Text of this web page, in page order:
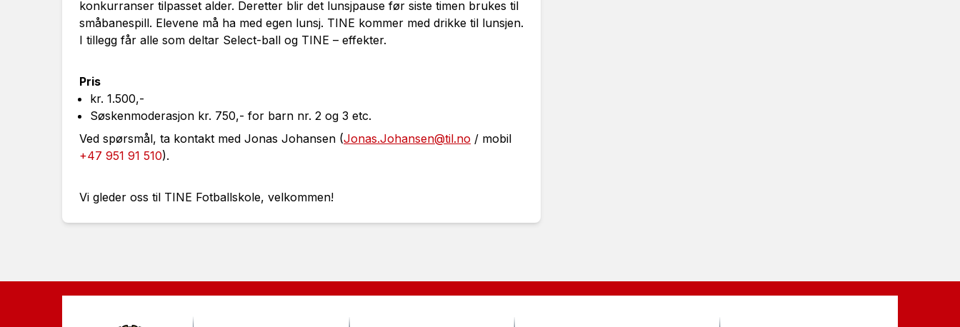
konkurranser tilpasset alder. Deretter blir det lunsjpause før siste timen brukes til
småbanespill. Elevene må ha med egen lunsj. TINE kommer med drikke til lunsjen.
I tillegg får alle som deltar Select-ball og TINE – effekter.
Pris
kr. 1.500,-
Søskenmoderasjon kr. 750,- for barn nr. 2 og 3 etc.
Ved spørsmål, ta kontakt med Jonas Johansen (Jonas.Johansen@til.no / mobil
+47 951 91 510).
Vi gleder oss til TINE Fotballskole, velkommen!